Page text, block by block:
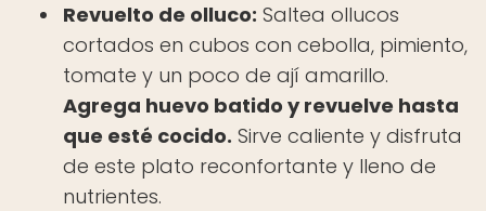
Revuelto de olluco: Saltea ollucos
cortados en cubos con cebolla, pimiento,
tomate y un poco de ají amarillo.
Agrega huevo batido y revuelve hasta
que esté cocido. Sirve caliente y disfruta
de este plato reconfortante y lleno de
nutrientes.